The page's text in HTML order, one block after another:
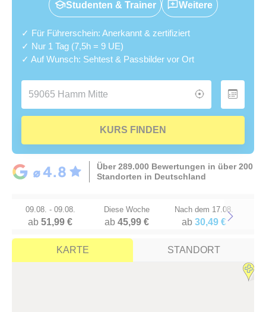
Studenten & Trainer Weitere
✓ Für Führerschein: Anerkannt & zertifiziert
✓ Nur 1 Tag (7,5h = 9 UE)
✓ Auf Wunsch: Sehtest & Passbilder vor Ort
KURS FINDEN
Über 289.000 Bewertungen in über 200
Standorten in Deutschland
09.08. - 09.08.
ab51,99 €
Diese Woche
ab45,99 €
Nach dem 17.08.
ab 30,49 €Next
KARTE STANDORT